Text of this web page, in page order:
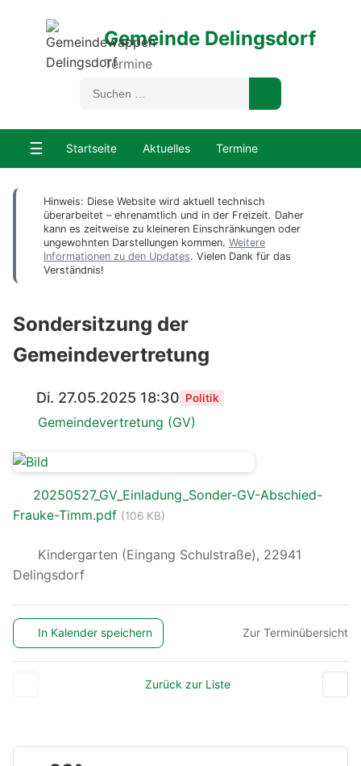
Gemeinde Delingsdorf
Termine
☰ Startseite Aktuelles Termine
Hinweis: Diese Website wird aktuell technisch
überarbeitet – ehrenamtlich und in der Freizeit. Daher
kann es zeitweise zu kleineren Einschränkungen oder
ungewohnten Darstellungen kommen. Weitere
Informationen zu den Updates. Vielen Dank für das
Verständnis!
Sondersitzung der
Gemeindevertretung
Di. 27.05.2025 18:30 Politik
Gemeindevertretung (GV)
20250527_GV_Einladung_Sonder-GV-Abschied-
Frauke-Timm.pdf (106 KB)
Kindergarten (Eingang Schulstraße), 22941
Delingsdorf
In Kalender speichern Zur Terminübersicht
Zurück zur Liste